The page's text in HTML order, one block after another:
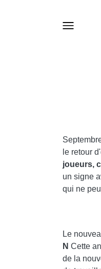
le retour
joueurs,
un signe
qui ne
Le
N Cette
de la